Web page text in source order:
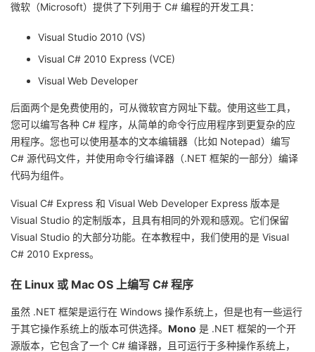
的
课
我
的
证
我
实
验
的
收
藏
技
术
持
的
云
建
议
微软（Microsoft）提供了下列用于 C# 编程的开发工具：
Visual Studio 2010 (VS)
Visual C# 2010 Express (VCE)
Visual Web Developer
后面两个是免费使用的，可从微软官方网址下载。使用这些工具，
您可以编写各种 C# 程序，从简单的命令行应用程序到更复杂的应
用程序。您也可以使用基本的文本编辑器（比如 Notepad）编写
C# 源代码文件，并使用命令行编译器（.NET 框架的一部分）编译
代码为组件。
Visual C# Express 和 Visual Web Developer Express 版本是
Visual Studio 的定制版本，且具有相同的外观和感观。它们保留
Visual Studio 的大部分功能。在本教程中，我们使用的是 Visual
C# 2010 Express。
在 Linux 或 Mac OS 上编写 C# 程序
虽然 .NET 框架是运行在 Windows 操作系统上，但是也有一些运行
于其它操作系统上的版本可供选择。 Mono 是 .NET 框架的一个开
源版本，它包含了一个 C# 编译器，且可运行于多种操作系统上，